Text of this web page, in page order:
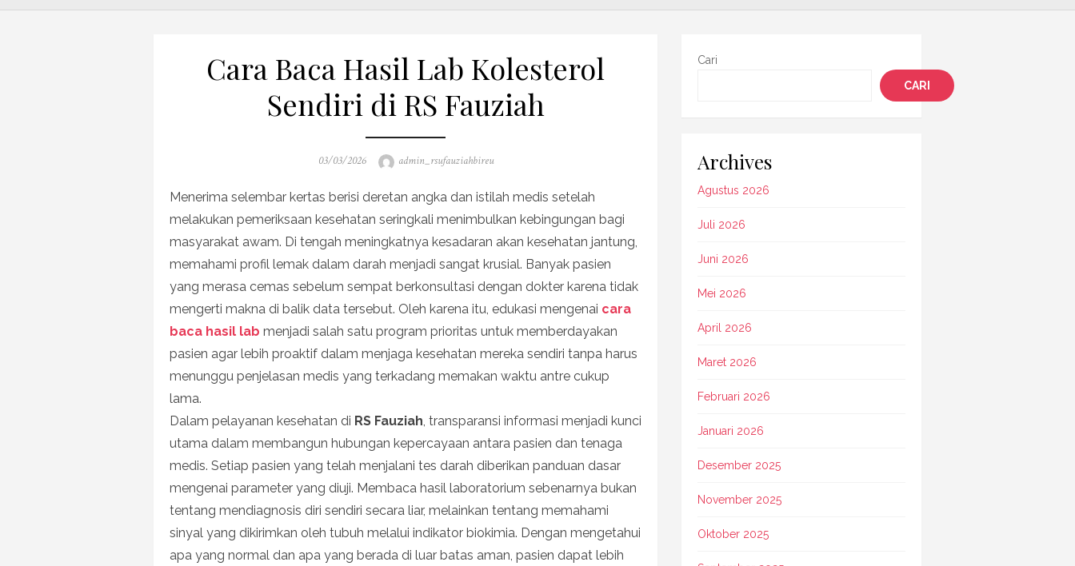
Cara Baca Hasil Lab Kolesterol
Sendiri di RS Fauziah
Posted
03/03/2026 Author
admin_rsufauziahbireu
Menerima selembar kertas berisi deretan angka dan istilah medis setelah
melakukan pemeriksaan kesehatan seringkali menimbulkan kebingungan bagi
masyarakat awam. Di tengah meningkatnya kesadaran akan kesehatan jantung,
memahami profil lemak dalam darah menjadi sangat krusial. Banyak pasien
yang merasa cemas sebelum sempat berkonsultasi dengan dokter karena tidak
mengerti makna di balik data tersebut. Oleh karena itu, edukasi mengenai cara
baca hasil lab menjadi salah satu program prioritas untuk memberdayakan
pasien agar lebih proaktif dalam menjaga kesehatan mereka sendiri tanpa harus
menunggu penjelasan medis yang terkadang memakan waktu antre cukup
lama.
Dalam pelayanan kesehatan di RS Fauziah, transparansi informasi menjadi kunci
utama dalam membangun hubungan kepercayaan antara pasien dan tenaga
medis. Setiap pasien yang telah menjalani tes darah diberikan panduan dasar
mengenai parameter yang diuji. Membaca hasil laboratorium sebenarnya bukan
tentang mendiagnosis diri sendiri secara liar, melainkan tentang memahami
sinyal yang dikirimkan oleh tubuh melalui indikator biokimia. Dengan mengetahui
apa yang normal dan apa yang berada di luar batas aman, pasien dapat lebih
Cari
CARI
Archives
Agustus 2026
Juli 2026
Juni 2026
Mei 2026
April 2026
Maret 2026
Februari 2026
Januari 2026
Desember 2025
November 2025
Oktober 2025